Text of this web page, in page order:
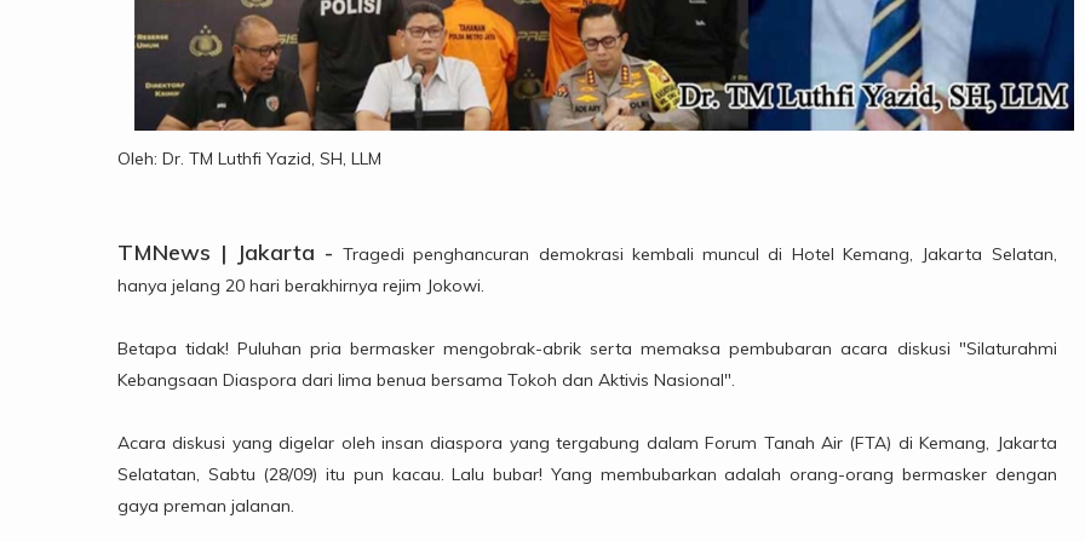
Oleh: Dr. TM Luthfi Yazid, SH, LLM
TMNews | Jakarta -Tragedi penghancuran demokrasi kembali muncul di Hotel Kemang, Jakarta Selatan,
hanya jelang 20 hari berakhirnya rejim Jokowi.
Betapa tidak! Puluhan pria bermasker mengobrak-abrik serta memaksa pembubaran acara diskusi "Silaturahmi
Kebangsaan Diaspora dari lima benua bersama Tokoh dan Aktivis Nasional".
Acara diskusi yang digelar oleh insan diaspora yang tergabung dalam Forum Tanah Air (FTA) di Kemang, Jakarta
Selatatan, Sabtu (28/09) itu pun kacau. Lalu bubar! Yang membubarkan adalah orang-orang bermasker dengan
gaya preman jalanan.